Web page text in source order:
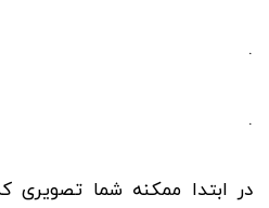
.
.
در ابتدا ممکنه شما تصویری